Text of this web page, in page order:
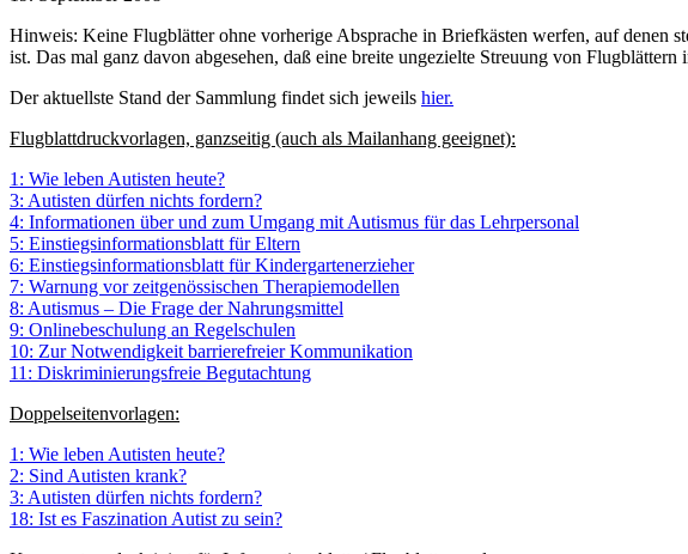
Hinweis: Keine Flugblätter ohne vorherige Absprache in Briefkästen werfen, auf denen
ist. Das mal ganz davon abgesehen, daß eine breite ungezielte Streuung von
Der aktuellste Stand der Sammlung findet sich jeweils hier.
Flugblattdruckvorlagen, ganzseitig (auch als Mailanhang geeignet):
1: Wie leben Autisten heute?
3: Autisten dürfen nichts fordern?
4: Informationen über und zum Umgang mit Autismus für das Lehrpersonal
5: Einstiegsinformationsblatt für Eltern
6: Einstiegsinformationsblatt für Kindergartenerzieher
7: Warnung vor zeitgenössischen Therapiemodellen
8: Autismus – Die Frage der Nahrungsmittel
9: Onlinebeschulung an Regelschulen
10: Zur Notwendigkeit barrierefreier Kommunikation
11: Diskriminierungsfreie Begutachtung
Doppelseitenvorlagen:
1: Wie leben Autisten heute?
2: Sind Autisten krank?
3: Autisten dürfen nichts fordern?
18: Ist es Faszination Autist zu sein?